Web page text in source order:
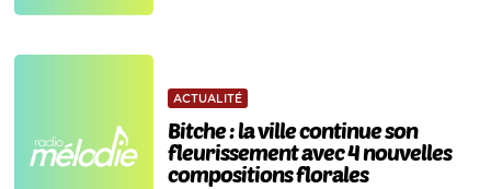
ACTUALITÉ
Bitche : la ville continue son
fleurissement avec 4 nouvelles
compositions florales